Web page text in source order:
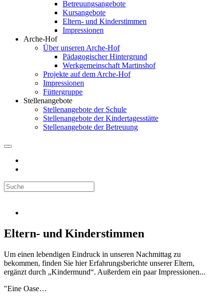
Betreuungsangebote
Kursangebote
Eltern- und Kinderstimmen
Impressionen
Arche-Hof
Über unseren Arche-Hof
Pädagogischer Hintergrund
Werkgemeinschaft Martinshof
Projekte auf dem Arche-Hof
Impressionen
Füttergruppe
Stellenangebote
Stellenangebote der Schule
Stellenangebote der Kindertagesstätte
Stellenangebote der Betreuung
Eltern- und Kinderstimmen
Um einen lebendigen Eindruck in unseren Nachmittag zu
bekommen, finden Sie hier Erfahrungsberichte unserer Eltern,
ergänzt durch „Kindermund“. Außerdem ein paar Impressionen...
"Eine Oase…